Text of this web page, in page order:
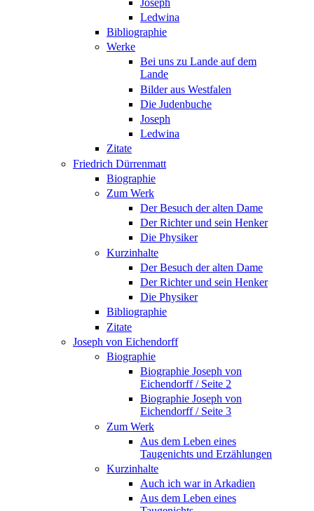
Ledwina
Bibliographie
Werke
Bei uns zu Lande auf dem
Lande
Bilder aus Westfalen
Die Judenbuche
Joseph
Ledwina
Zitate
Friedrich Dürrenmatt
Biographie
Zum Werk
Der Besuch der alten Dame
Der Richter und sein Henker
Die Physiker
Kurzinhalte
Der Besuch der alten Dame
Der Richter und sein Henker
Die Physiker
Bibliographie
Zitate
Joseph von Eichendorff
Biographie
Biographie Joseph von
Eichendorff / Seite 2
Biographie Joseph von
Eichendorff / Seite 3
Zum Werk
Aus dem Leben eines
Taugenichts und Erzählungen
Kurzinhalte
Auch ich war in Arkadien
Aus dem Leben eines